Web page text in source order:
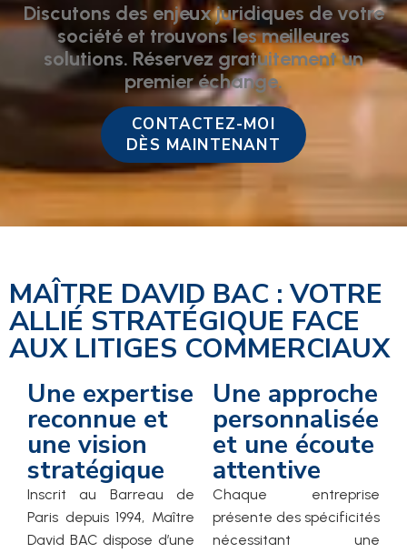
Discutons des enjeux juridiques de votre
société et trouvons les meilleures
solutions. Réservez gratuitement un
premier échange.
CONTACTEZ-MOI
DÈS MAINTENANT
MAÎTRE DAVID BAC : VOTRE
ALLIÉ STRATÉGIQUE FACE
AUX LITIGES COMMERCIAUX
Une expertise
reconnue et
une vision
stratégique
Inscrit au Barreau de
Paris depuis 1994, Maître
David BAC dispose d’une
Une approche
personnalisée
et une écoute
attentive
Chaque entreprise
présente des spécificités
nécessitant une